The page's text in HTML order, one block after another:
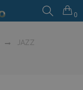
0
JAZZ